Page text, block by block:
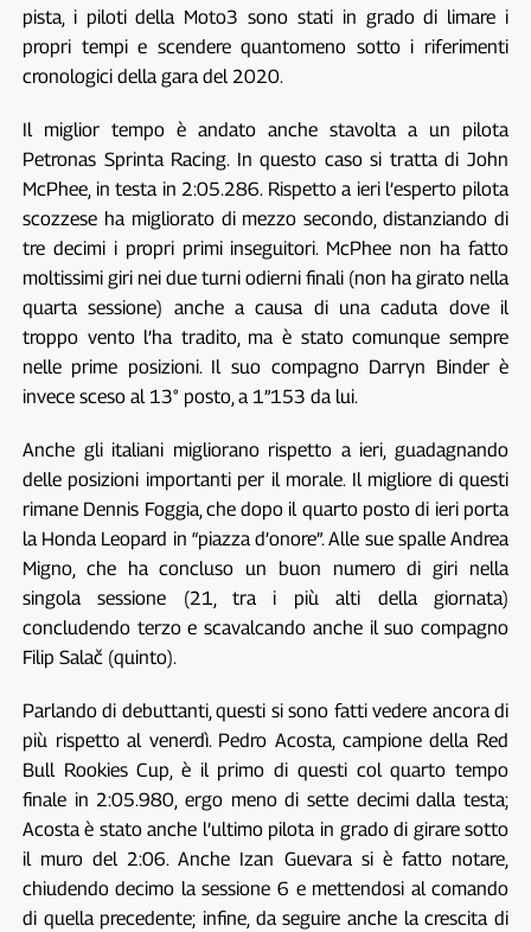
pista, i piloti della Moto3 sono stati in grado di limare i
propri tempi e scendere quantomeno sotto i riferimenti
cronologici della gara del 2020.
Il miglior tempo è andato anche stavolta a un pilota
Petronas Sprinta Racing. In questo caso si tratta di John
McPhee, in testa in 2:05.286. Rispetto a ieri l’esperto pilota
scozzese ha migliorato di mezzo secondo, distanziando di
tre decimi i propri primi inseguitori. McPhee non ha fatto
moltissimi giri nei due turni odierni finali (non ha girato nella
quarta sessione) anche a causa di una caduta dove il
troppo vento l’ha tradito, ma è stato comunque sempre
nelle prime posizioni. Il suo compagno Darryn Binder è
invece sceso al 13° posto, a 1”153 da lui.
Anche gli italiani migliorano rispetto a ieri, guadagnando
delle posizioni importanti per il morale. Il migliore di questi
rimane Dennis Foggia, che dopo il quarto posto di ieri porta
la Honda Leopard in “piazza d’onore”. Alle sue spalle Andrea
Migno, che ha concluso un buon numero di giri nella
singola sessione (21, tra i più alti della giornata)
concludendo terzo e scavalcando anche il suo compagno
Filip Salač (quinto).
Parlando di debuttanti, questi si sono fatti vedere ancora di
più rispetto al venerdì. Pedro Acosta, campione della Red
Bull Rookies Cup, è il primo di questi col quarto tempo
finale in 2:05.980, ergo meno di sette decimi dalla testa;
Acosta è stato anche l’ultimo pilota in grado di girare sotto
il muro del 2:06. Anche Izan Guevara si è fatto notare,
chiudendo decimo la sessione 6 e mettendosi al comando
di quella precedente; infine, da seguire anche la crescita di